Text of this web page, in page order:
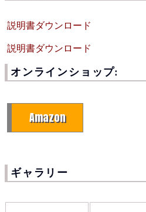
説明書ダウンロード
説明書ダウンロード
オンラインショップ:
Amazon
ギャラリー